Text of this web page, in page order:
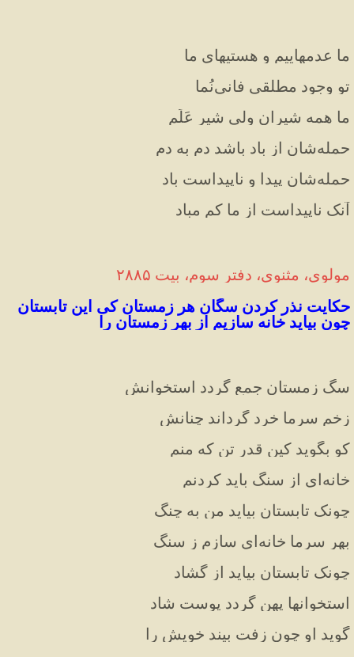
ما عدمهاییم و هستیهای ما
تو وجود مطلقی فانی‌نُما
ما همه شیران ولی شیر عَلَم
حمله‌شان از باد باشد دم‌ به دم
حمله‌شان پیدا و ناپیداست باد
آنک ناپیداست از ما کم مباد
مولوی، مثنوی، دفتر سوم، بیت ۲۸۸۵
چون بیاید خانه سازیم از بهر زمستان را
سگ زمستان جمع گردد استخوانش
زخم سرما خرد گرداند چنانش
کو بگوید کین قدر تن که منم
خانه‌ای از سنگ باید کردنم
چونک تابستان بیاید من به چنگ
بهر سرما خانه‌ای سازم ز سنگ
چونک تابستان بیاید از گشاد
استخوانها پهن گردد پوست شاد
گوید او چون زفت بیند خویش را